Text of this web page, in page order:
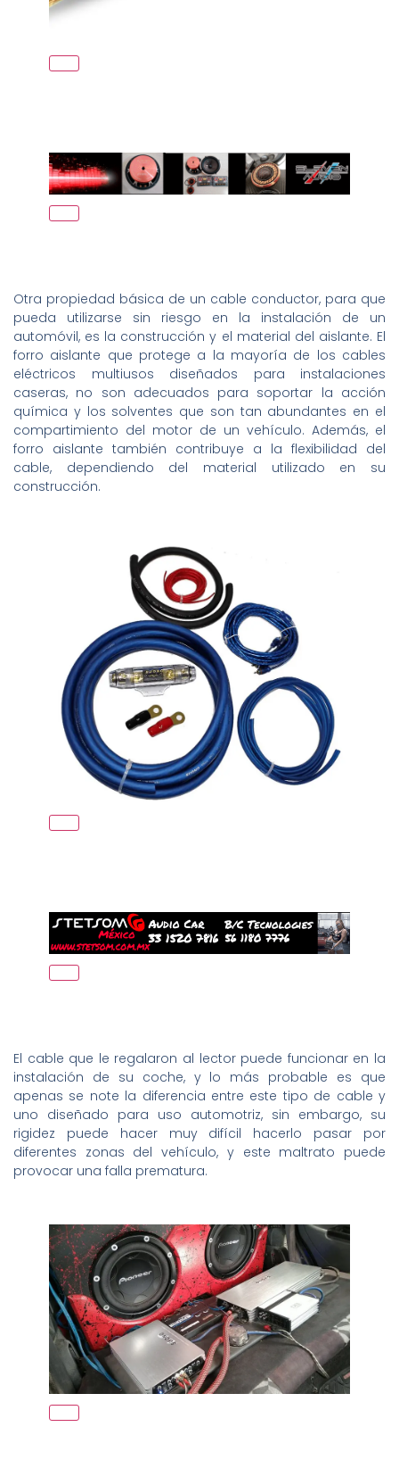
Otra propiedad básica de un cable conductor, para que
pueda utilizarse sin riesgo en la instalación de un
automóvil, es la construcción y el material del aislante. El
forro aislante que protege a la mayoría de los cables
eléctricos multiusos diseñados para instalaciones
caseras, no son adecuados para soportar la acción
química y los solventes que son tan abundantes en el
compartimiento del motor de un vehículo. Además, el
forro aislante también contribuye a la flexibilidad del
cable, dependiendo del material utilizado en su
construcción.
El cable que le regalaron al lector puede funcionar en la
instalación de su coche, y lo más probable es que
apenas se note la diferencia entre este tipo de cable y
uno diseñado para uso automotriz, sin embargo, su
rigidez puede hacer muy difícil hacerlo pasar por
diferentes zonas del vehículo, y este maltrato puede
provocar una falla prematura.